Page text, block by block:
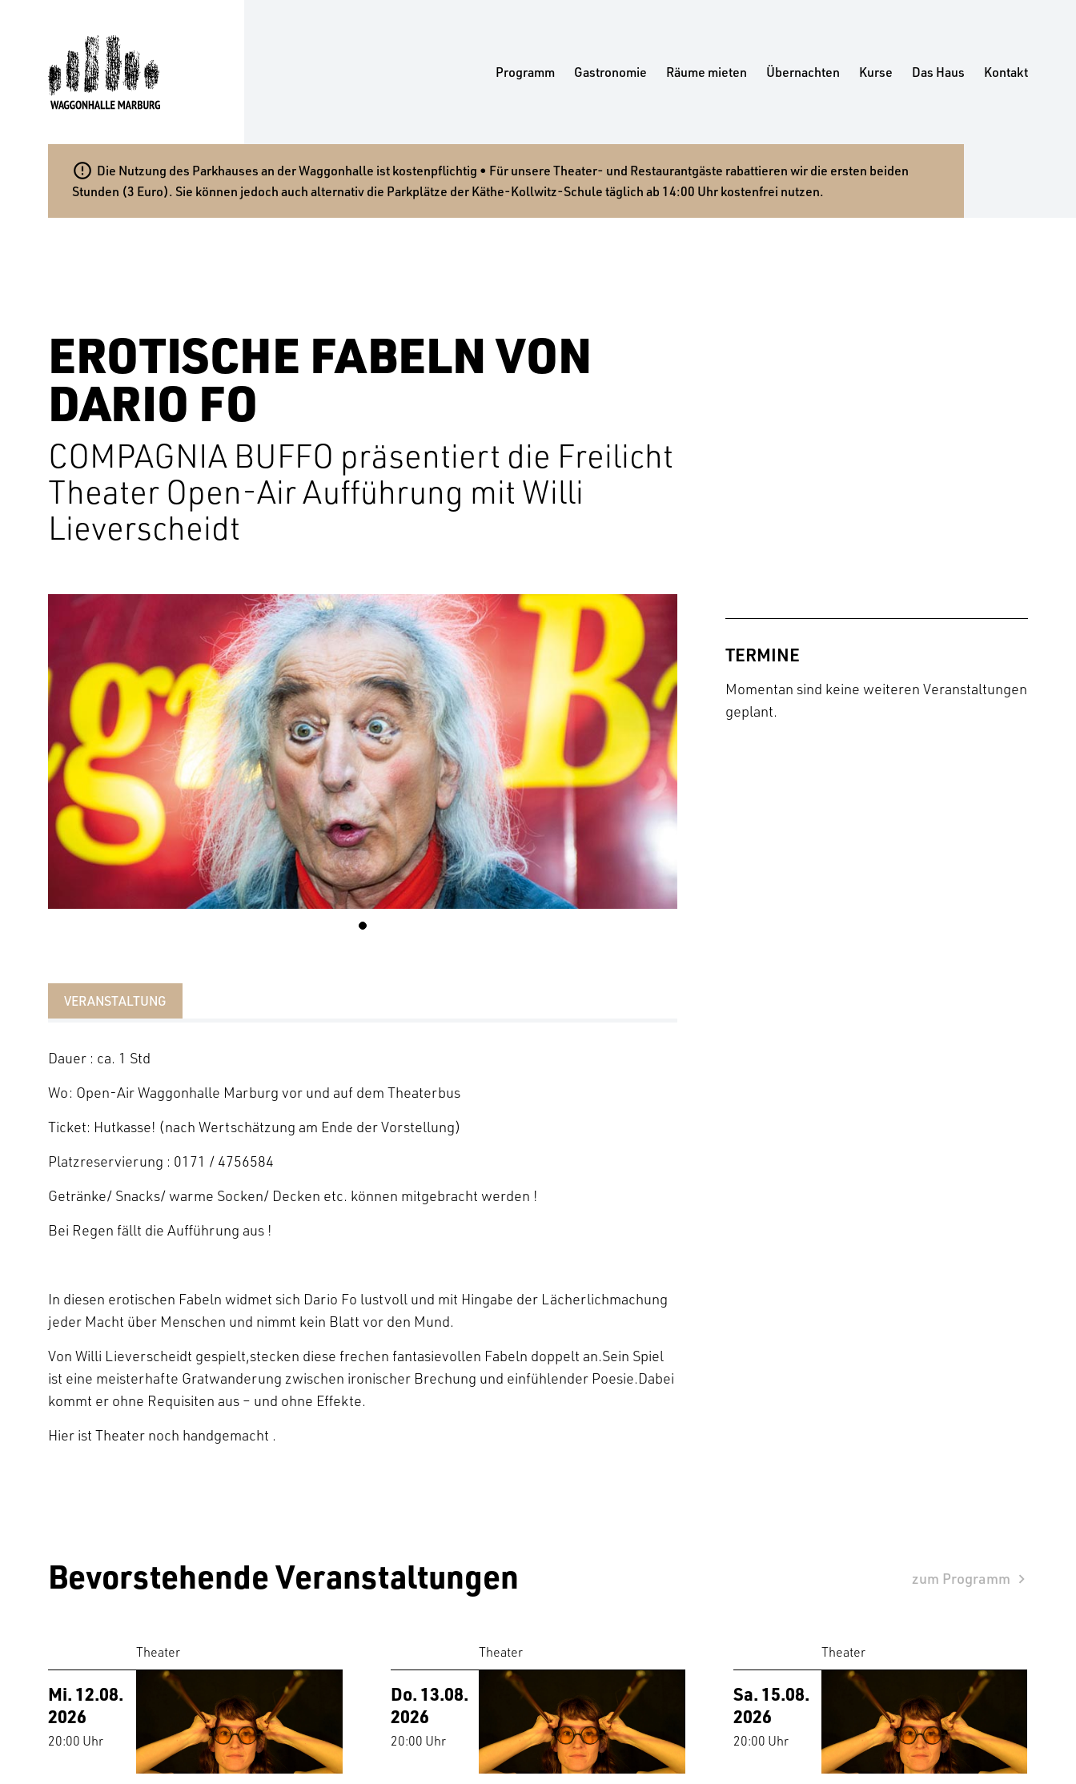
Programm Gastronomie Räume mieten Übernachten Kurse Das Haus Kontakt
 Die Nutzung des Parkhauses an der Waggonhalle ist kostenpflichtig • Für unsere Theater- und Restaurantgäste rabattieren wir die ersten beiden
Stunden (3 Euro). Sie können jedoch auch alternativ die Parkplätze der Käthe-Kollwitz-Schule täglich ab 14:00 Uhr kostenfrei nutzen.
EROTISCHE FABELN VON
DARIO FO
COMPAGNIA BUFFO präsentiert die Freilicht
Theater Open-Air Aufführung mit Willi
Lieverscheidt
VERANSTALTUNG
Dauer : ca. 1 Std
Wo: Open-Air Waggonhalle Marburg vor und auf dem Theaterbus
Ticket: Hutkasse! (nach Wertschätzung am Ende der Vorstellung)
Platzreservierung : 0171 / 4756584
Getränke/ Snacks/ warme Socken/ Decken etc. können mitgebracht werden !
Bei Regen fällt die Aufführung aus !
In diesen erotischen Fabeln widmet sich Dario Fo lustvoll und mit Hingabe der Lächerlichmachung
jeder Macht über Menschen und nimmt kein Blatt vor den Mund.
Von Willi Lieverscheidt gespielt,stecken diese frechen fantasievollen Fabeln doppelt an.Sein Spiel
ist eine meisterhafte Gratwanderung zwischen ironischer Brechung und einfühlender Poesie.Dabei
kommt er ohne Requisiten aus – und ohne Effekte.
Hier ist Theater noch handgemacht .
TERMINE
Momentan sind keine weiteren Veranstaltungen
geplant.
Bevorstehende Veranstaltungen zum Programm
Theater
Mi. 12.08.
2026
20:00 Uhr
Theater
Do. 13.08.
2026
20:00 Uhr
Theater
Sa. 15.08.
2026
20:00 Uhr